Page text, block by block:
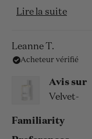
LOVE IT!
Lire la suiteEn
sur
avis
Leanne T.
Acheteur vérifié
Avis sur
Velvet-
Familiarity